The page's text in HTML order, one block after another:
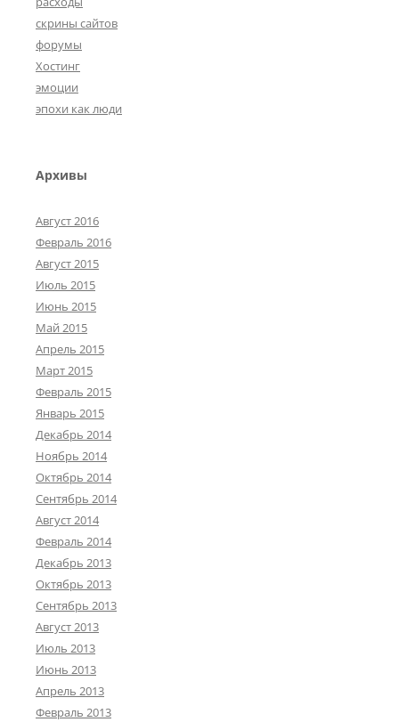
скрины сайтов
форумы
Хостинг
эмоции
эпохи как люди
Архивы
Август 2016
Февраль 2016
Август 2015
Июль 2015
Июнь 2015
Май 2015
Апрель 2015
Март 2015
Февраль 2015
Январь 2015
Декабрь 2014
Ноябрь 2014
Октябрь 2014
Сентябрь 2014
Август 2014
Февраль 2014
Декабрь 2013
Октябрь 2013
Сентябрь 2013
Август 2013
Июль 2013
Июнь 2013
Апрель 2013
Февраль 2013